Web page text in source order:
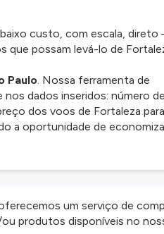
custo, com escala,
possam levá-lo de
Paulo. Nossa ferramenta de
dados inseridos: número de
dos voos de Fortaleza
a oportunidade de
um serviço de
produtos disponíveis no